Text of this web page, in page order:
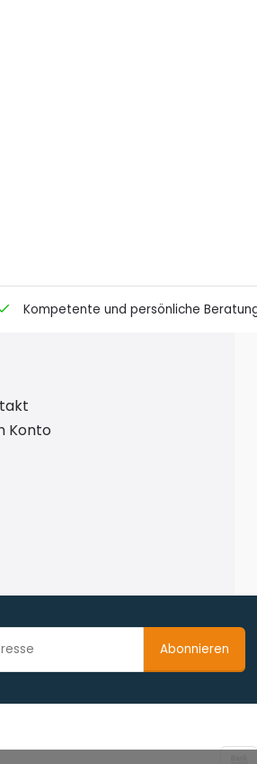
Kompetente und persönliche
Konto
Abonnieren